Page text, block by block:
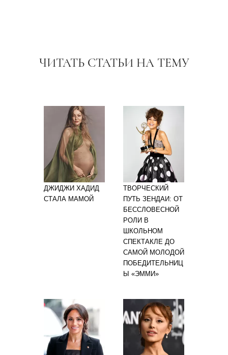
ЧИТАТЬ СТАТЬИ НА ТЕМУ
ДЖИДЖИ ХАДИД
СТАЛА МАМОЙ
ТВОРЧЕСКИЙ
ПУТЬ ЗЕНДАИ: ОТ
БЕССЛОВЕСНОЙ
РОЛИ В
ШКОЛЬНОМ
СПЕКТАКЛЕ ДО
САМОЙ МОЛОДОЙ
ПОБЕДИТЕЛЬНИЦ
Ы «ЭММИ»